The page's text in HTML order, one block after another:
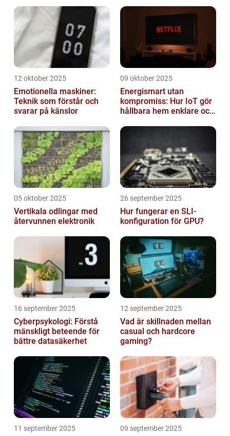
12 oktober 2025
Emotionella maskiner:
Teknik som förstår och
svarar på känslor
09 oktober 2025
Energismart utan
kompromiss: Hur IoT gör
hållbara hem enklare och
05 oktober 2025
Vertikala odlingar med
återvunnen elektronik
26 september 2025
Hur fungerar en SLI-
konfiguration för GPU?
16 september 2025
Cyberpsykologi: Förstå
mänskligt beteende för
bättre datasäkerhet
12 september 2025
Vad är skillnaden mellan
casual och hardcore
gaming?
11 september 2025 09 september 2025